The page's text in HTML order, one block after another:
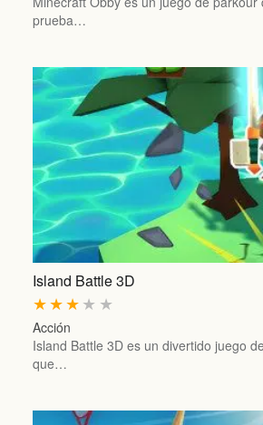
prueba…
Island Battle 3D
★
★
★
★
★
Acción
Island Battle 3D es un divertido juego
que…